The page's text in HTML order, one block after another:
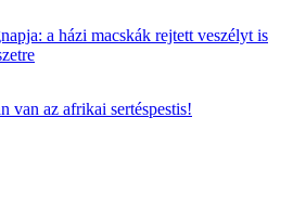
a házi macskák rejtett veszélyt is
van az afrikai sertéspestis!